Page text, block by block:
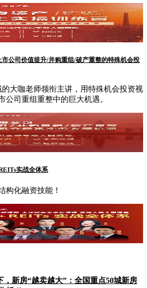
公司价值提升/并购重组/破产重整的特殊机会投
的大咖老师领衔主讲，用特殊机会投资视
公司重组重整中的巨大机遇。
实战全体系
构化融资技能！
，新房“越卖越大”：全国重点50城新房